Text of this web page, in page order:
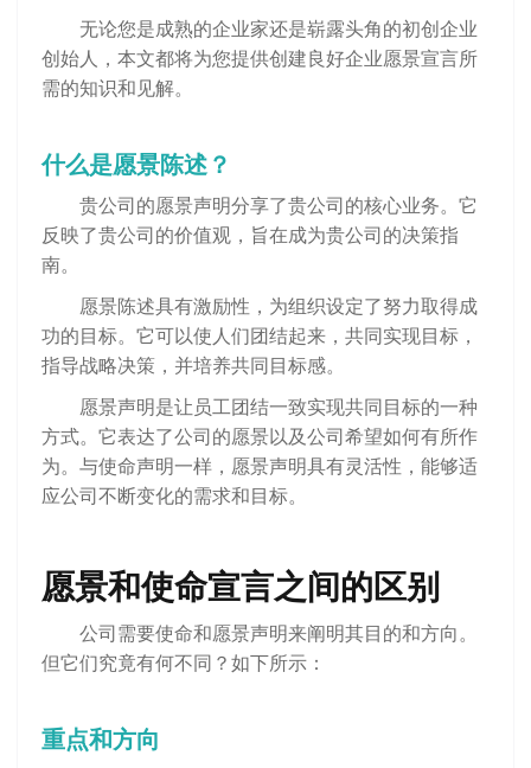
无论您是成熟的企业家还是崭露头角的初创企业
创始人，本文都将为您提供创建良好企业愿景宣言所
需的知识和见解。
什么是愿景陈述？
贵公司的愿景声明分享了贵公司的核心业务。它
反映了贵公司的价值观，旨在成为贵公司的决策指
南。
愿景陈述具有激励性，为组织设定了努力取得成
功的目标。它可以使人们团结起来，共同实现目标，
指导战略决策，并培养共同目标感。
愿景声明是让员工团结一致实现共同目标的一种
方式。它表达了公司的愿景以及公司希望如何有所作
为。与使命声明一样，愿景声明具有灵活性，能够适
应公司不断变化的需求和目标。
愿景和使命宣言之间的区别
公司需要使命和愿景声明来阐明其目的和方向。
但它们究竟有何不同？如下所示：
重点和方向